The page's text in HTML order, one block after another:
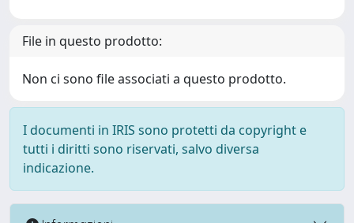
File in questo prodotto:
Non ci sono file associati a questo prodotto.
I documenti in IRIS sono protetti da copyright e
tutti i diritti sono riservati, salvo diversa
indicazione.